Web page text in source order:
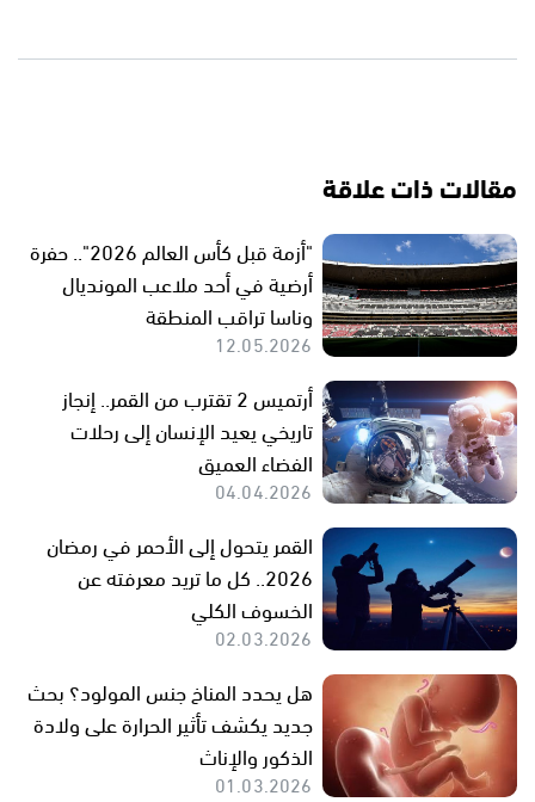
مقالات ذات علاقة
"أزمة قبل كأس العالم 2026".. حفرة
أرضية في أحد ملاعب المونديال
وناسا تراقب المنطقة
12.05.2026
أرتميس 2 تقترب من القمر.. إنجاز
تاريخي يعيد الإنسان إلى رحلات
الفضاء العميق
04.04.2026
القمر يتحول إلى الأحمر في رمضان
2026.. كل ما تريد معرفته عن
الخسوف الكلي
02.03.2026
هل يحدد المناخ جنس المولود؟ بحث
جديد يكشف تأثير الحرارة على ولادة
الذكور والإناث
01.03.2026